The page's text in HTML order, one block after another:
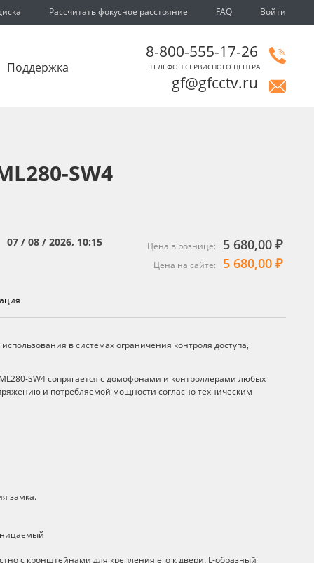
Рассчитать фокусное расстояние FAQ Войти
Поддержка
8-800-555-17-26
ТЕЛЕФОН СЕРВИСНОГО ЦЕНТРА
gf@gfcctv.ru
SW4
07 / 08 / 2026, 10:15 Цена в рознице: 5 680,00 ₽
Цена на сайте: 5 680,00 ₽
в системах ограничения контроля доступа,
SW4 сопрягается с домофонами и контроллерами любых
и потребляемой мощности согласно техническим
замка.
с кронштейнами для крепления его к двери. L-образный